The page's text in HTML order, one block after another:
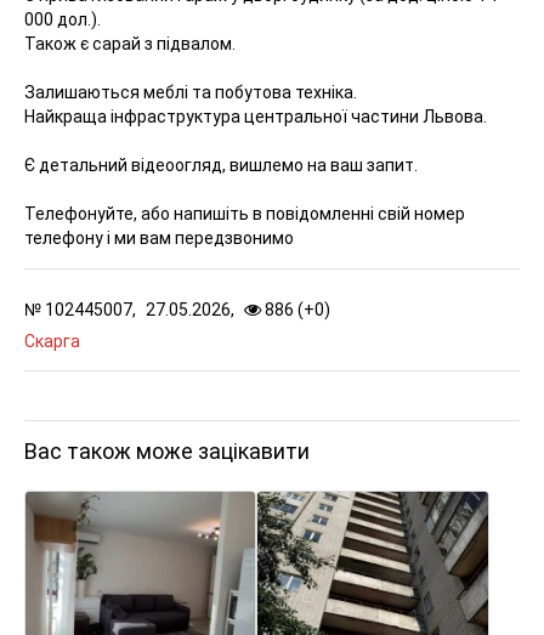
000 дол.).
Також є сарай з підвалом.
Залишаються меблі та побутова техніка.
Найкраща інфраструктура центральної частини Львова.
Є детальний відеоогляд, вишлемо на ваш запит.
Телефонуйте, або напишіть в повідомленні свій номер
телефону і ми вам передзвонимо
№ 102445007, 27.05.2026, 886 (+0)
Скарга
Вас також може зацікавити